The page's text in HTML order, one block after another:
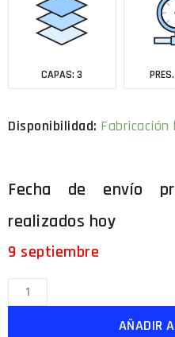
CAPAS: 3
9 septiembre
AÑADIR